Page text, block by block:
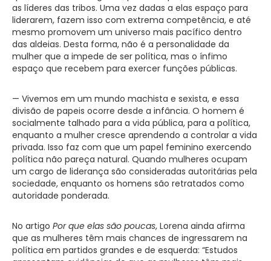
as líderes das tribos. Uma vez dadas a elas espaço para
liderarem, fazem isso com extrema competência, e até
mesmo promovem um universo mais pacífico dentro
das aldeias. Desta forma, não é a personalidade da
mulher que a impede de ser política, mas o ínfimo
espaço que recebem para exercer funções públicas.
— Vivemos em um mundo machista e sexista, e essa
divisão de papeis ocorre desde a infância. O homem é
socialmente talhado para a vida pública, para a política,
enquanto a mulher cresce aprendendo a controlar a vida
privada. Isso faz com que um papel feminino exercendo
política não pareça natural. Quando mulheres ocupam
um cargo de liderança são consideradas autoritárias pela
sociedade, enquanto os homens são retratados como
autoridade ponderada.
No artigo Por que elas são poucas, Lorena ainda afirma
que as mulheres têm mais chances de ingressarem na
política em partidos grandes e de esquerda: “Estudos